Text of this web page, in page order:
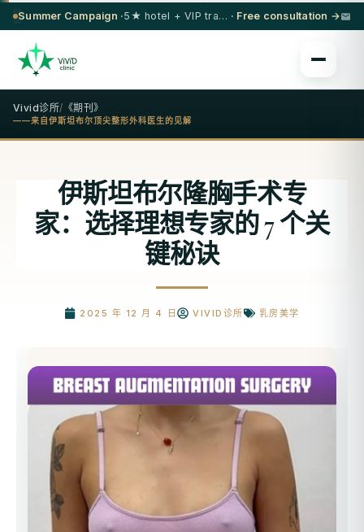
Summer Campaign · 5★ hotel + VIP transfer on select procedures · Free consultation →
Vivid诊所/ 《期刊》
——来自伊斯坦布尔顶尖整形外科医生的见解
伊斯坦布尔隆胸手术专
家：选择理想专家的 7 个关
键秘诀
2025 年 12 月 4 日 VIVID诊所 乳房美学